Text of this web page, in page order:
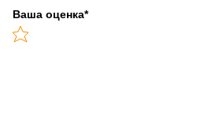
Ваша оценка*